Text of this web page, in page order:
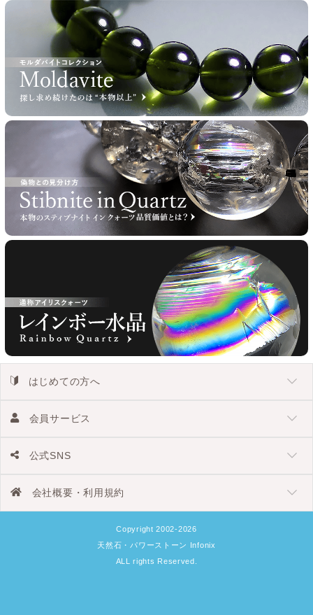
はじめての方へ
会員サービス
公式SNS
会社概要・利用規約
Copyright 2002-2026
天然石・パワーストーン Infonix
ALL rights Reserved.